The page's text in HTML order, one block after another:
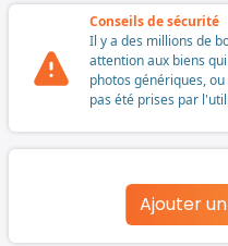
Conseils de sécurité
Il y a des millions de
attention aux biens
photos génériques,
pas été prises par
Ajouter